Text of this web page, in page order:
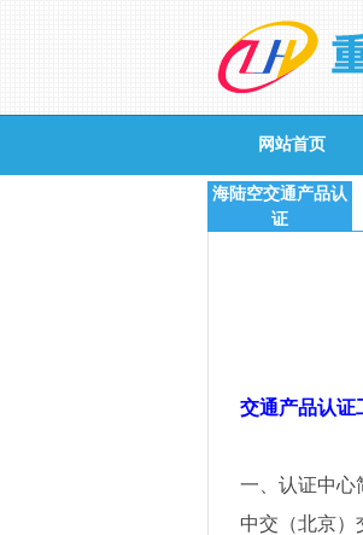
网站首页
海陆空交通产品认
证
交通产品认证
一、认证中心
中交（北京）